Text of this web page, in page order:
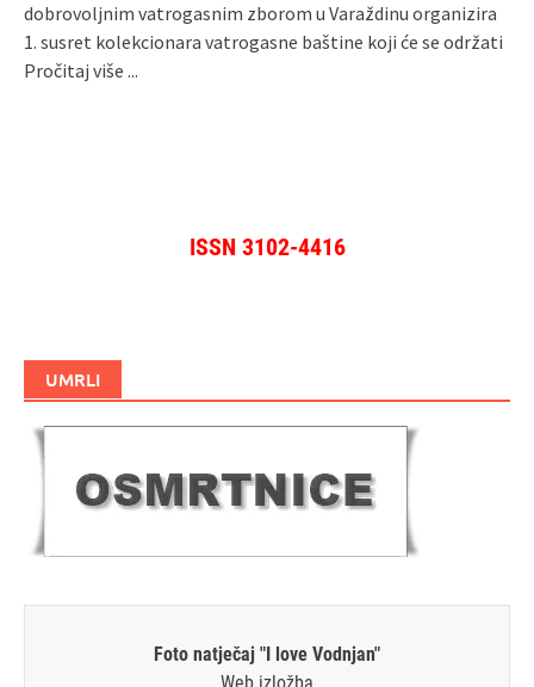
dobrovoljnim vatrogasnim zborom u Varaždinu organizira
1. susret kolekcionara vatrogasne baštine koji će se održati
Pročitaj više ...
ISSN 3102-4416
UMRLI
Foto natječaj "I love Vodnjan"
Web izložba